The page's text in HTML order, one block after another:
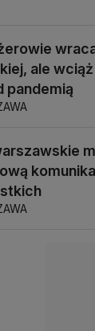
ale
pandemią